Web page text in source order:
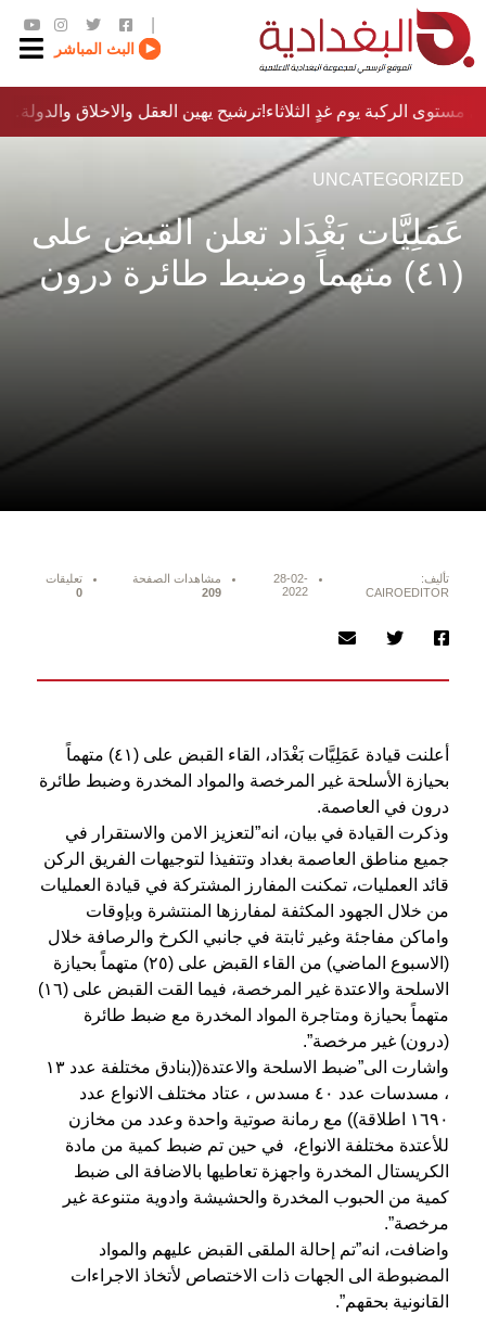
البث المباشر
ترشيح يهين العقل والاخلاق والدولة…؟!مستوى الركبة يوم غدٍ الثلاثاء
UNCATEGORIZED
عَمَلِيَّات بَغْدَاد تعلن القبض على
(٤١) متهماً وضبط طائرة درون
تأليف:
CAIROEDITOR
28-02-
2022
مشاهدات الصفحة
209
تعليقات
0
أعلنت قيادة عَمَلِيَّات بَغْدَاد، القاء القبض على (٤١) متهماً
بحيازة الأسلحة غير المرخصة والمواد المخدرة وضبط طائرة
درون في العاصمة.
وذكرت القيادة في بيان، انه”لتعزيز الامن والاستقرار في
جميع مناطق العاصمة بغداد وتتفيذا لتوجيهات الفريق الركن
قائد العمليات، تمكنت المفارز المشتركة في قيادة العمليات
من خلال الجهود المكثفة لمفارزها المنتشرة وبإوقات
واماكن مفاجئة وغير ثابتة في جانبي الكرخ والرصافة خلال
(الاسبوع الماضي) من القاء القبض على (٢٥) متهماً بحيازة
الاسلحة والاعتدة غير المرخصة، فيما القت القبض على (١٦)
متهماً بحيازة ومتاجرة المواد المخدرة مع ضبط طائرة
(درون) غير مرخصة”.
واشارت الى”ضبط الاسلحة والاعتدة((بنادق مختلفة عدد ١٣
، مسدسات عدد ٤٠ مسدس ، عتاد مختلف الانواع عدد
١٦٩٠ اطلاقة)) مع رمانة صوتية واحدة وعدد من مخازن
للأعتدة مختلفة الانواع، في حين تم ضبط كمية من مادة
الكريستال المخدرة واجهزة تعاطيها بالاضافة الى ضبط
كمية من الحبوب المخدرة والحشيشة وادوية متنوعة غير
مرخصة”.
واضافت، انه”تم إحالة الملقى القبض عليهم والمواد
المضبوطة الى الجهات ذات الاختصاص لأتخاذ الاجراءات
القانونية بحقهم”.